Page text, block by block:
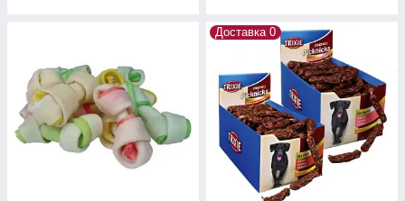
Доставка 0